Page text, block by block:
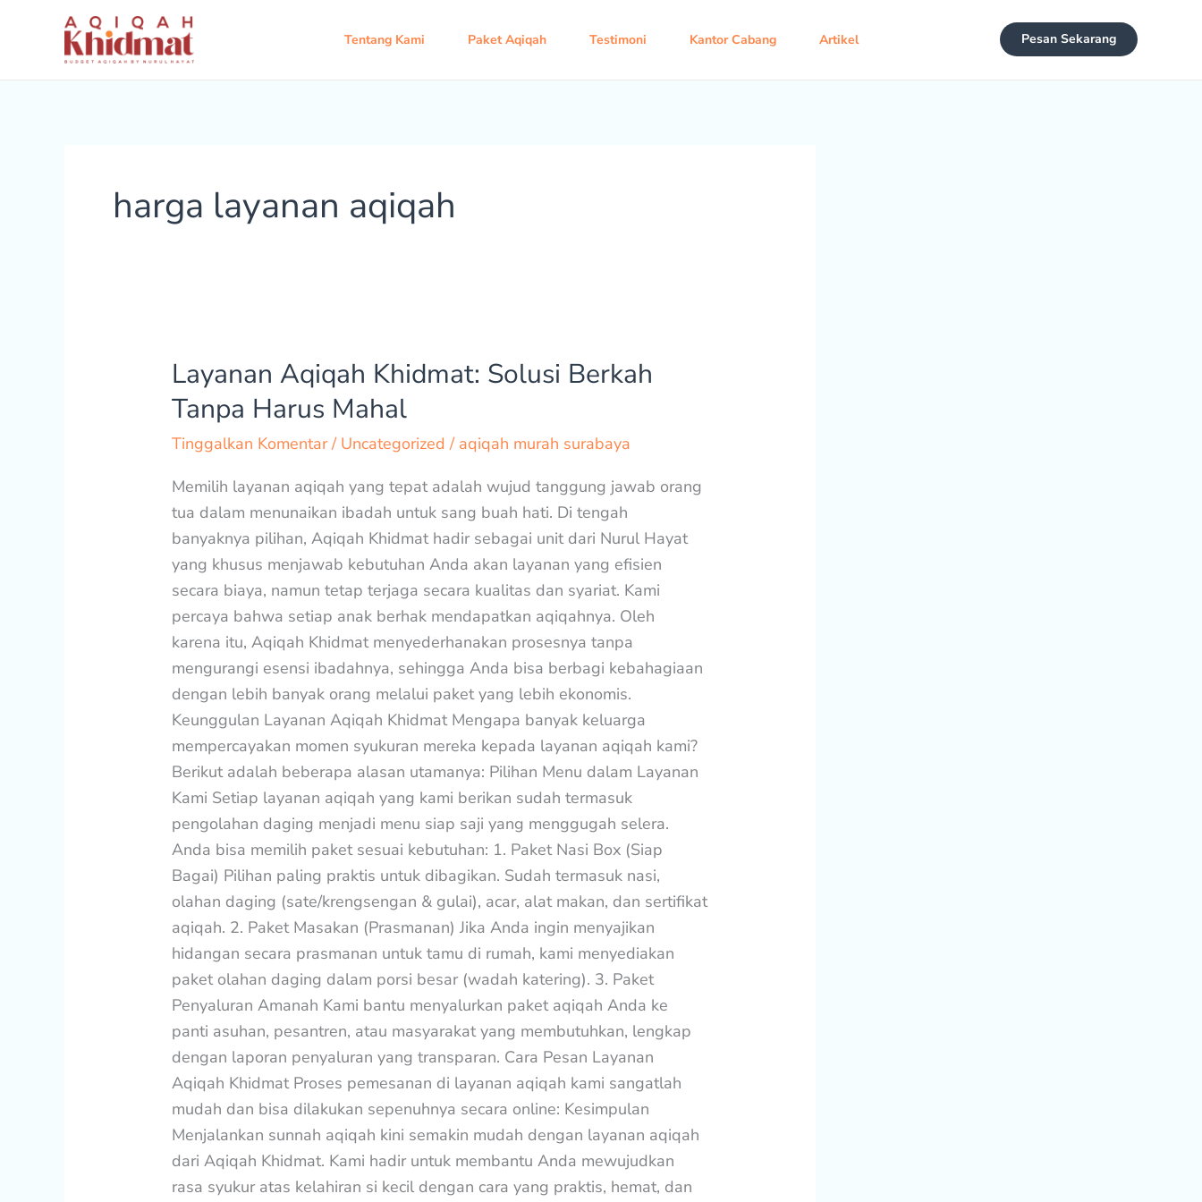
Tentang Kami Paket Aqiqah Testimoni Kantor Cabang Artikel Pesan Sekarang
harga layanan aqiqah
Layanan Aqiqah Khidmat: Solusi Berkah
Tanpa Harus Mahal
Tinggalkan Komentar / Uncategorized / aqiqah murah surabaya
Memilih layanan aqiqah yang tepat adalah wujud tanggung jawab orang
tua dalam menunaikan ibadah untuk sang buah hati. Di tengah
banyaknya pilihan, Aqiqah Khidmat hadir sebagai unit dari Nurul Hayat
yang khusus menjawab kebutuhan Anda akan layanan yang efisien
secara biaya, namun tetap terjaga secara kualitas dan syariat. Kami
percaya bahwa setiap anak berhak mendapatkan aqiqahnya. Oleh
karena itu, Aqiqah Khidmat menyederhanakan prosesnya tanpa
mengurangi esensi ibadahnya, sehingga Anda bisa berbagi kebahagiaan
dengan lebih banyak orang melalui paket yang lebih ekonomis.
Keunggulan Layanan Aqiqah Khidmat Mengapa banyak keluarga
mempercayakan momen syukuran mereka kepada layanan aqiqah kami?
Berikut adalah beberapa alasan utamanya: Pilihan Menu dalam Layanan
Kami Setiap layanan aqiqah yang kami berikan sudah termasuk
pengolahan daging menjadi menu siap saji yang menggugah selera.
Anda bisa memilih paket sesuai kebutuhan: 1. Paket Nasi Box (Siap
Bagai) Pilihan paling praktis untuk dibagikan. Sudah termasuk nasi,
olahan daging (sate/krengsengan & gulai), acar, alat makan, dan sertifikat
aqiqah. 2. Paket Masakan (Prasmanan) Jika Anda ingin menyajikan
hidangan secara prasmanan untuk tamu di rumah, kami menyediakan
paket olahan daging dalam porsi besar (wadah katering). 3. Paket
Penyaluran Amanah Kami bantu menyalurkan paket aqiqah Anda ke
panti asuhan, pesantren, atau masyarakat yang membutuhkan, lengkap
dengan laporan penyaluran yang transparan. Cara Pesan Layanan
Aqiqah Khidmat Proses pemesanan di layanan aqiqah kami sangatlah
mudah dan bisa dilakukan sepenuhnya secara online: Kesimpulan
Menjalankan sunnah aqiqah kini semakin mudah dengan layanan aqiqah
dari Aqiqah Khidmat. Kami hadir untuk membantu Anda mewujudkan
rasa syukur atas kelahiran si kecil dengan cara yang praktis, hemat, dan
Layanan
Aqiqah
Khidmat:
Solusi
Tanpa
Harus
Mahal